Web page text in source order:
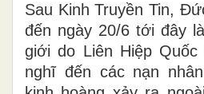
Sau Kinh Truyền Tin,
đến ngày 20/6 tới đây
giới do Liên Hiệp
nghĩ đến các nạn